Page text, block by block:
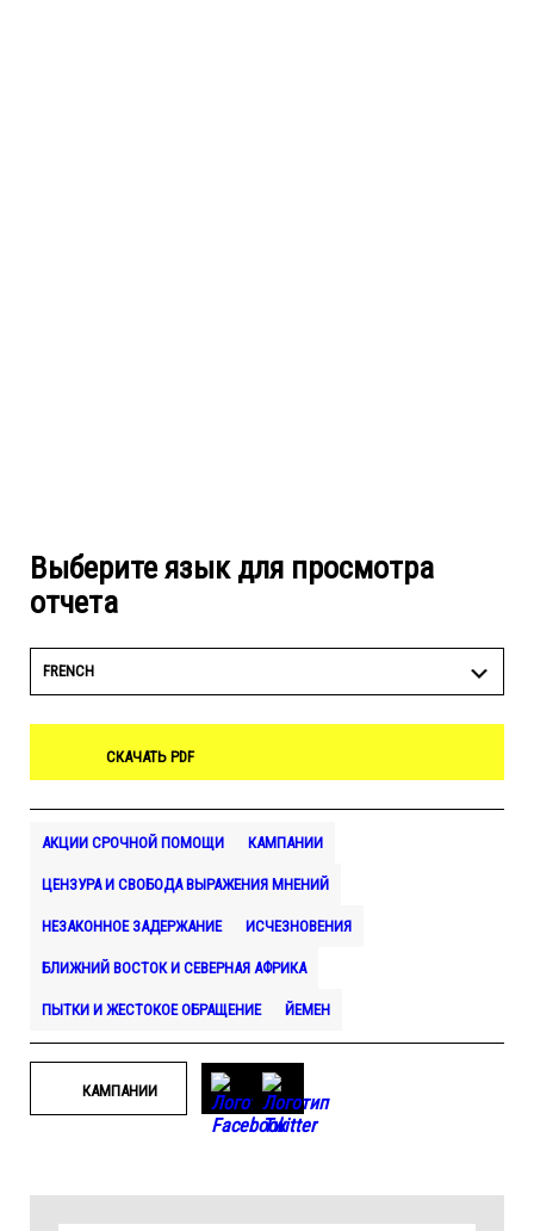
Выберите язык для просмотра
отчета
FRENCH
СКАЧАТЬ PDF
АКЦИИ СРОЧНОЙ ПОМОЩИ КАМПАНИИ
ЦЕНЗУРА И СВОБОДА ВЫРАЖЕНИЯ МНЕНИЙ
НЕЗАКОННОЕ ЗАДЕРЖАНИЕ ИСЧЕЗНОВЕНИЯ
БЛИЖНИЙ ВОСТОК И СЕВЕРНАЯ АФРИКА
ПЫТКИ И ЖЕСТОКОЕ ОБРАЩЕНИЕ ЙЕМЕН
КАМПАНИИ